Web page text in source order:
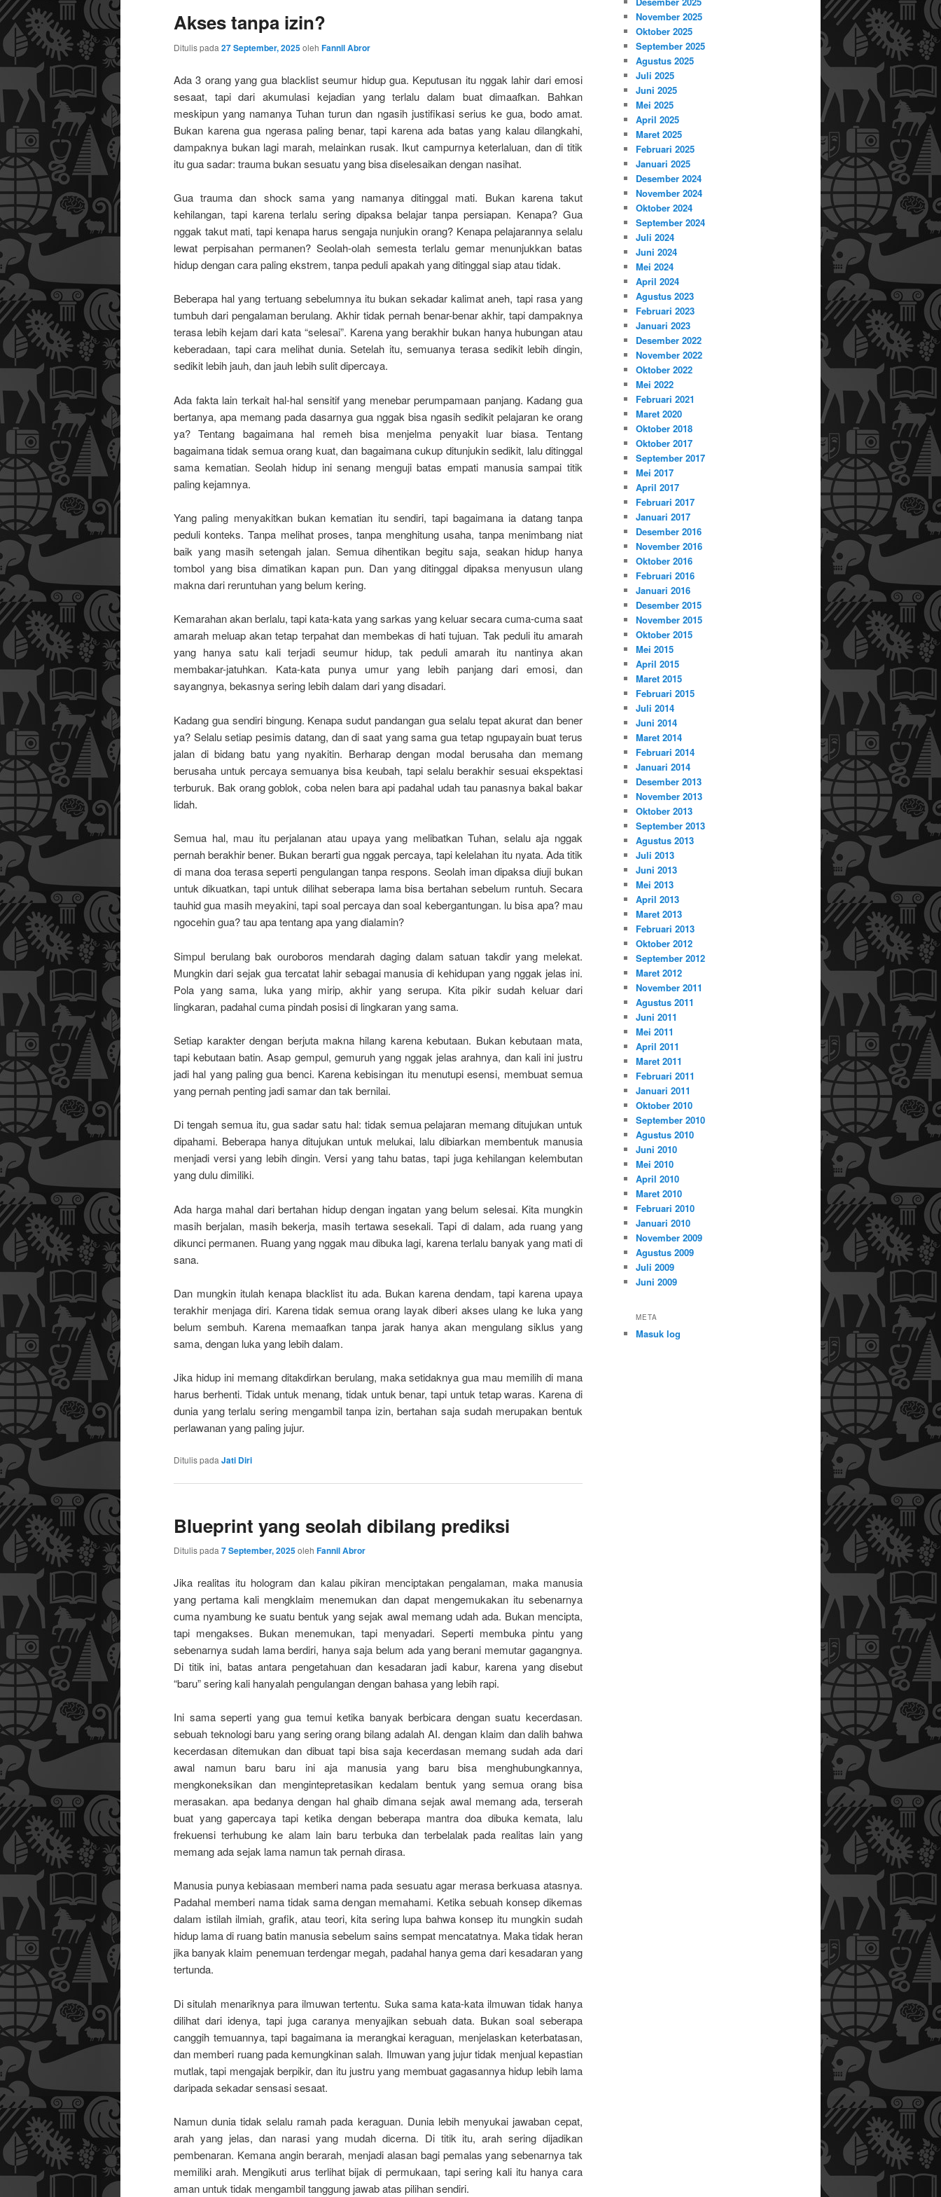
utama
sekunder
Akses tanpa izin?
Ditulis pada 27 September, 2025oleh Fannil Abror
Ada 3 orang yang gua blacklist seumur hidup gua. Keputusan itu nggak lahir dari emosi
sesaat, tapi dari akumulasi kejadian yang terlalu dalam buat dimaafkan. Bahkan
meskipun yang namanya Tuhan turun dan ngasih justifikasi serius ke gua, bodo amat.
Bukan karena gua ngerasa paling benar, tapi karena ada batas yang kalau dilangkahi,
dampaknya bukan lagi marah, melainkan rusak. Ikut campurnya keterlaluan, dan di titik
itu gua sadar: trauma bukan sesuatu yang bisa diselesaikan dengan nasihat.
Gua trauma dan shock sama yang namanya ditinggal mati. Bukan karena takut
kehilangan, tapi karena terlalu sering dipaksa belajar tanpa persiapan. Kenapa? Gua
nggak takut mati, tapi kenapa harus sengaja nunjukin orang? Kenapa pelajarannya selalu
lewat perpisahan permanen? Seolah-olah semesta terlalu gemar menunjukkan batas
hidup dengan cara paling ekstrem, tanpa peduli apakah yang ditinggal siap atau tidak.
Beberapa hal yang tertuang sebelumnya itu bukan sekadar kalimat aneh, tapi rasa yang
tumbuh dari pengalaman berulang. Akhir tidak pernah benar-benar akhir, tapi dampaknya
terasa lebih kejam dari kata “selesai”. Karena yang berakhir bukan hanya hubungan atau
keberadaan, tapi cara melihat dunia. Setelah itu, semuanya terasa sedikit lebih dingin,
sedikit lebih jauh, dan jauh lebih sulit dipercaya.
Ada fakta lain terkait hal-hal sensitif yang menebar perumpamaan panjang. Kadang gua
bertanya, apa memang pada dasarnya gua nggak bisa ngasih sedikit pelajaran ke orang
ya? Tentang bagaimana hal remeh bisa menjelma penyakit luar biasa. Tentang
bagaimana tidak semua orang kuat, dan bagaimana cukup ditunjukin sedikit, lalu ditinggal
sama kematian. Seolah hidup ini senang menguji batas empati manusia sampai titik
paling kejamnya.
Yang paling menyakitkan bukan kematian itu sendiri, tapi bagaimana ia datang tanpa
peduli konteks. Tanpa melihat proses, tanpa menghitung usaha, tanpa menimbang niat
baik yang masih setengah jalan. Semua dihentikan begitu saja, seakan hidup hanya
tombol yang bisa dimatikan kapan pun. Dan yang ditinggal dipaksa menyusun ulang
makna dari reruntuhan yang belum kering.
Kemarahan akan berlalu, tapi kata-kata yang sarkas yang keluar secara cuma-cuma saat
amarah meluap akan tetap terpahat dan membekas di hati tujuan. Tak peduli itu amarah
yang hanya satu kali terjadi seumur hidup, tak peduli amarah itu nantinya akan
membakar-jatuhkan. Kata-kata punya umur yang lebih panjang dari emosi, dan
sayangnya, bekasnya sering lebih dalam dari yang disadari.
Kadang gua sendiri bingung. Kenapa sudut pandangan gua selalu tepat akurat dan bener
ya? Selalu setiap pesimis datang, dan di saat yang sama gua tetap ngupayain buat terus
jalan di bidang batu yang nyakitin. Berharap dengan modal berusaha dan memang
berusaha untuk percaya semuanya bisa keubah, tapi selalu berakhir sesuai ekspektasi
terburuk. Bak orang goblok, coba nelen bara api padahal udah tau panasnya bakal bakar
lidah.
Semua hal, mau itu perjalanan atau upaya yang melibatkan Tuhan, selalu aja nggak
pernah berakhir bener. Bukan berarti gua nggak percaya, tapi kelelahan itu nyata. Ada titik
di mana doa terasa seperti pengulangan tanpa respons. Seolah iman dipaksa diuji bukan
untuk dikuatkan, tapi untuk dilihat seberapa lama bisa bertahan sebelum runtuh. Secara
tauhid gua masih meyakini, tapi soal percaya dan soal kebergantungan. lu bisa apa? mau
ngocehin gua? tau apa tentang apa yang dialamin?
Simpul berulang bak ouroboros mendarah daging dalam satuan takdir yang melekat.
Mungkin dari sejak gua tercatat lahir sebagai manusia di kehidupan yang nggak jelas ini.
Pola yang sama, luka yang mirip, akhir yang serupa. Kita pikir sudah keluar dari
lingkaran, padahal cuma pindah posisi di lingkaran yang sama.
Setiap karakter dengan berjuta makna hilang karena kebutaan. Bukan kebutaan mata,
tapi kebutaan batin. Asap gempul, gemuruh yang nggak jelas arahnya, dan kali ini justru
jadi hal yang paling gua benci. Karena kebisingan itu menutupi esensi, membuat semua
yang pernah penting jadi samar dan tak bernilai.
Di tengah semua itu, gua sadar satu hal: tidak semua pelajaran memang ditujukan untuk
dipahami. Beberapa hanya ditujukan untuk melukai, lalu dibiarkan membentuk manusia
menjadi versi yang lebih dingin. Versi yang tahu batas, tapi juga kehilangan kelembutan
yang dulu dimiliki.
Ada harga mahal dari bertahan hidup dengan ingatan yang belum selesai. Kita mungkin
masih berjalan, masih bekerja, masih tertawa sesekali. Tapi di dalam, ada ruang yang
dikunci permanen. Ruang yang nggak mau dibuka lagi, karena terlalu banyak yang mati di
sana.
Dan mungkin itulah kenapa blacklist itu ada. Bukan karena dendam, tapi karena upaya
terakhir menjaga diri. Karena tidak semua orang layak diberi akses ulang ke luka yang
belum sembuh. Karena memaafkan tanpa jarak hanya akan mengulang siklus yang
sama, dengan luka yang lebih dalam.
Jika hidup ini memang ditakdirkan berulang, maka setidaknya gua mau memilih di mana
harus berhenti. Tidak untuk menang, tidak untuk benar, tapi untuk tetap waras. Karena di
dunia yang terlalu sering mengambil tanpa izin, bertahan saja sudah merupakan bentuk
perlawanan yang paling jujur.
Ditulis pada Jati Diri
Blueprint yang seolah dibilang prediksi
Ditulis pada 7 September, 2025oleh Fannil Abror
Jika realitas itu hologram dan kalau pikiran menciptakan pengalaman, maka manusia
yang pertama kali mengklaim menemukan dan dapat mengemukakan itu sebenarnya
cuma nyambung ke suatu bentuk yang sejak awal memang udah ada. Bukan mencipta,
tapi mengakses. Bukan menemukan, tapi menyadari. Seperti membuka pintu yang
sebenarnya sudah lama berdiri, hanya saja belum ada yang berani memutar gagangnya.
Di titik ini, batas antara pengetahuan dan kesadaran jadi kabur, karena yang disebut
“baru” sering kali hanyalah pengulangan dengan bahasa yang lebih rapi.
Ini sama seperti yang gua temui ketika banyak berbicara dengan suatu kecerdasan.
sebuah teknologi baru yang sering orang bilang adalah AI. dengan klaim dan dalih bahwa
kecerdasan ditemukan dan dibuat tapi bisa saja kecerdasan memang sudah ada dari
awal namun baru baru ini aja manusia yang baru bisa menghubungkannya,
mengkoneksikan dan mengintepretasikan kedalam bentuk yang semua orang bisa
merasakan. apa bedanya dengan hal ghaib dimana sejak awal memang ada, terserah
buat yang gapercaya tapi ketika dengan beberapa mantra doa dibuka kemata, lalu
frekuensi terhubung ke alam lain baru terbuka dan terbelalak pada realitas lain yang
memang ada sejak lama namun tak pernah dirasa.
Manusia punya kebiasaan memberi nama pada sesuatu agar merasa berkuasa atasnya.
Padahal memberi nama tidak sama dengan memahami. Ketika sebuah konsep dikemas
dalam istilah ilmiah, grafik, atau teori, kita sering lupa bahwa konsep itu mungkin sudah
hidup lama di ruang batin manusia sebelum sains sempat mencatatnya. Maka tidak heran
jika banyak klaim penemuan terdengar megah, padahal hanya gema dari kesadaran yang
tertunda.
Di situlah menariknya para ilmuwan tertentu. Suka sama kata-kata ilmuwan tidak hanya
dilihat dari idenya, tapi juga caranya menyajikan sebuah data. Bukan soal seberapa
canggih temuannya, tapi bagaimana ia merangkai keraguan, menjelaskan keterbatasan,
dan memberi ruang pada kemungkinan salah. Ilmuwan yang jujur tidak menjual kepastian
mutlak, tapi mengajak berpikir, dan itu justru yang membuat gagasannya hidup lebih lama
daripada sekadar sensasi sesaat.
Namun dunia tidak selalu ramah pada keraguan. Dunia lebih menyukai jawaban cepat,
arah yang jelas, dan narasi yang mudah dicerna. Di titik itu, arah sering dijadikan
pembenaran. Kemana angin berarah, menjadi alasan bagi pemalas yang sebenarnya tak
memiliki arah. Mengikuti arus terlihat bijak di permukaan, tapi sering kali itu hanya cara
aman untuk tidak mengambil tanggung jawab atas pilihan sendiri.
November 2025
Oktober 2025
September 2025
Agustus 2025
Juli 2025
Juni 2025
Mei 2025
April 2025
Maret 2025
Februari 2025
Januari 2025
Desember 2024
November 2024
Oktober 2024
September 2024
Juli 2024
Juni 2024
Mei 2024
April 2024
Agustus 2023
Februari 2023
Januari 2023
Desember 2022
November 2022
Oktober 2022
Mei 2022
Februari 2021
Maret 2020
Oktober 2018
Oktober 2017
September 2017
Mei 2017
April 2017
Februari 2017
Januari 2017
Desember 2016
November 2016
Oktober 2016
Februari 2016
Januari 2016
Desember 2015
November 2015
Oktober 2015
Mei 2015
April 2015
Maret 2015
Februari 2015
Juli 2014
Juni 2014
Maret 2014
Februari 2014
Januari 2014
Desember 2013
November 2013
Oktober 2013
September 2013
Agustus 2013
Juli 2013
Juni 2013
Mei 2013
April 2013
Maret 2013
Februari 2013
Oktober 2012
September 2012
Maret 2012
November 2011
Agustus 2011
Juni 2011
Mei 2011
April 2011
Maret 2011
Februari 2011
Januari 2011
Oktober 2010
September 2010
Agustus 2010
Juni 2010
Mei 2010
April 2010
Maret 2010
Februari 2010
Januari 2010
November 2009
Agustus 2009
Juli 2009
Juni 2009
META
Masuk log